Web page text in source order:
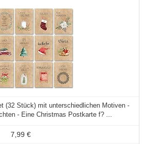
(32 Stück) mit unterschiedlichen Motiven -
- Eine Christmas Postkarte f? ...
7,99 €